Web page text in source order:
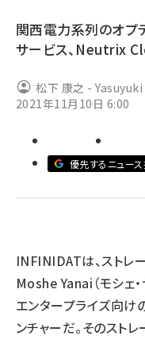
drupal (1956)
abc123 (1360)
関西電力系列のオプ
サービス、Neutrix
松下 康之 -
2021年11月10日 6:00
優先するニュー
INFINIDATは、ストレ
Moshe Yanai（モシェ
エンタープライズ向け
ンチャーだ。そのスト